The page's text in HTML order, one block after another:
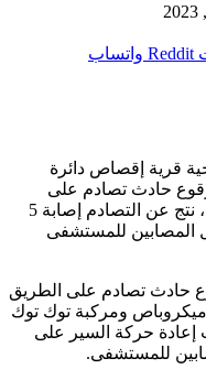
واتساب
قرية إقصاص دائرة
حادث تصادم على
الطريق بين سيارة ميكروباص وتوك توك، نتج عن التصادم إصابة 5
المصابين للمستشفى
حادث تصادم على الطريق
ومركبة توك توك
إعادة حركة السير على
للمستشفى.